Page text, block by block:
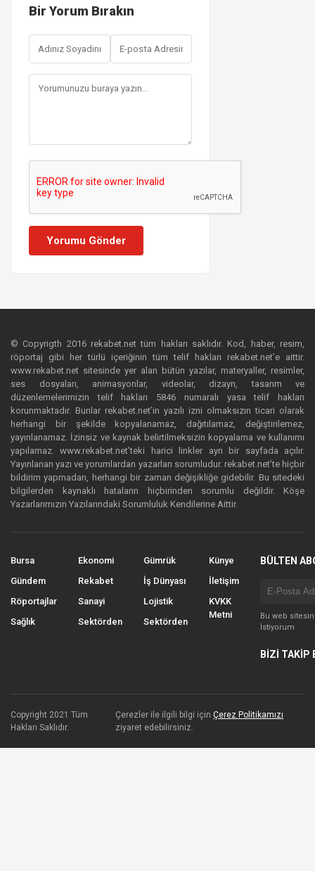
Bir Yorum Bırakın
Yorumu Gönder
© Copyrigth 2016 rekabet.net tüm hakları saklıdır. Kod, haber, resim,
röportaj gibi her türlü içeriğinin tüm telif hakları rekabet.net’e aittir.
www.rekabet.net sitesinde yer alan bütün yazılar, materyaller, resimler,
ses dosyaları, animasyonlar, videolar, dizayn, tasarım ve
düzenlemelerimizin telif hakları 5846 numaralı yasa telif hakları
korunmaktadır. Bunlar rekabet.net’in yazılı izni olmaksızın ticari olarak
herhangi bir şekilde kopyalanamaz, dağıtılamaz, değiştirilemez,
yayınlanamaz. İzinsiz ve kaynak belirtilmeksizin kopyalama ve kullanımı
yapılamaz. www.rekabet.net’teki harici linkler ayrı bir sayfada açılır.
Yayınlanan yazı ve yorumlardan yazarları sorumludur. rekabet.net’te hiçbir
bildirim yapmadan, herhangi bir zaman değişikliğe gidebilir. Bu sitedeki
bilgilerden kaynaklı hataların hiçbirinden sorumlu değildir. Köşe
Yazarlarımızın Yazılarındaki Sorumluluk Kendilerine Aittir.
Bursa
Gündem
Röportajlar
Sağlık
Ekonomi
Rekabet
Sanayi
Sektörden
Gümrük
İş Dünyası
Lojistik
Sektörden
Künye
İletişim
KVKK
Metni
BÜLTEN
Bu web
İstiyorum
BİZİ TAKİP
Copyright 2021 Tüm
Hakları Saklıdır.
Çerezler ile ilgili bilgi içinÇerez Politikamızı
ziyaret edebilirsiniz.